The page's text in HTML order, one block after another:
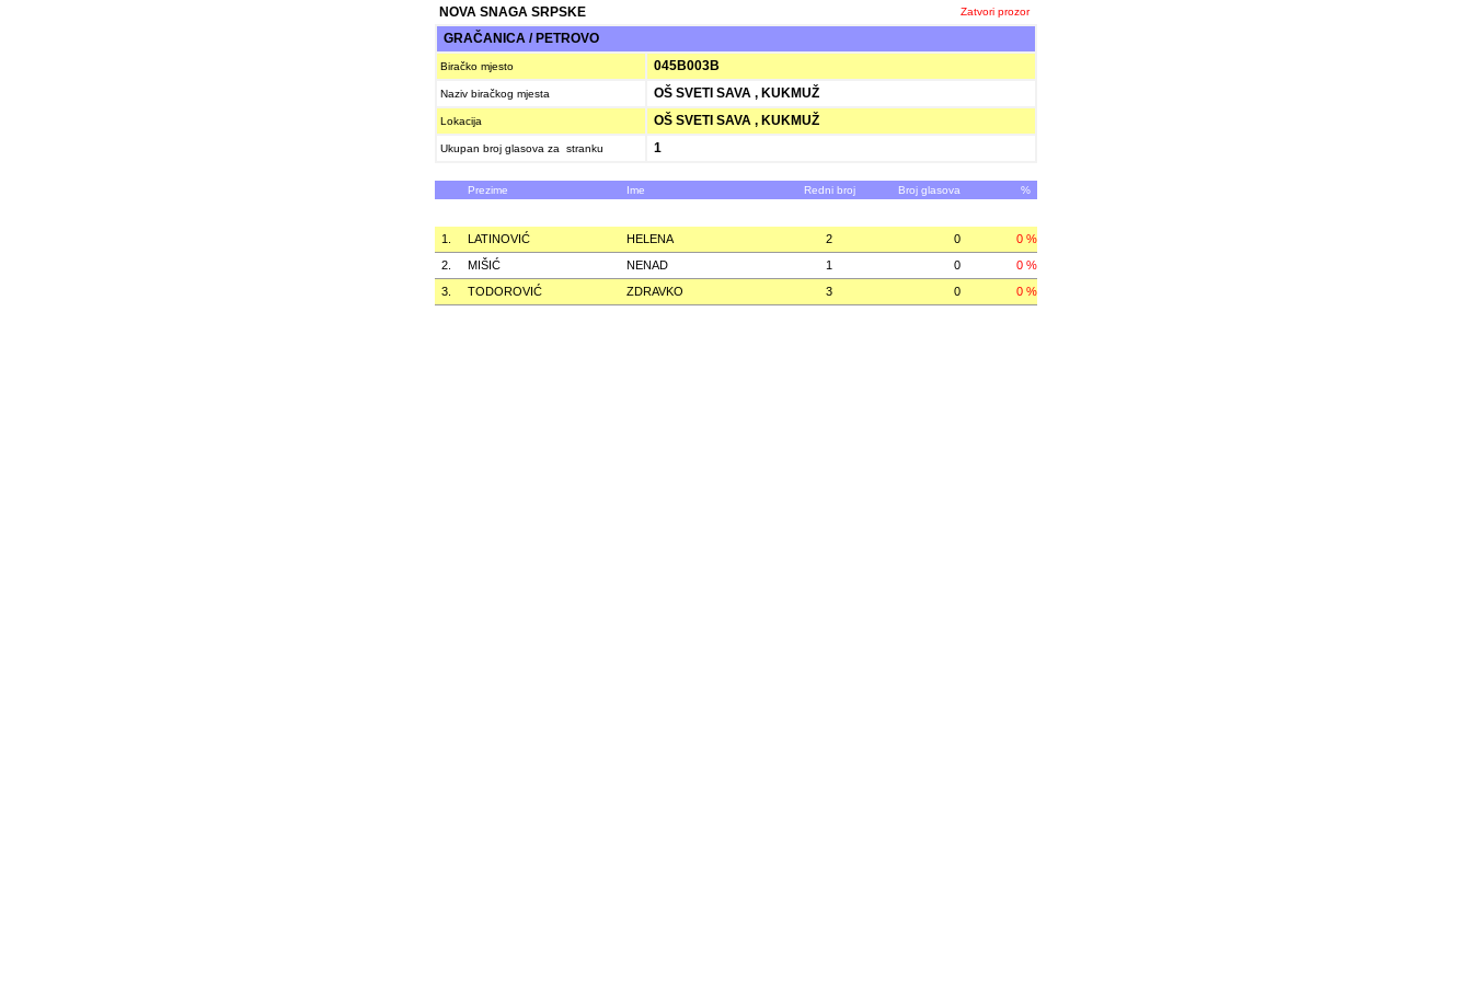
NOVA SNAGA SRPSKE Zatvori prozor
GRAČANICA / PETROVO
Biračko mjesto 045B003B
Naziv biračkog mjesta OŠ SVETI SAVA , KUKMUŽ
Lokacija OŠ SVETI SAVA , KUKMUŽ
Ukupan broj glasova za stranku 1
Prezime Ime Redni broj Broj glasova %
1. LATINOVIĆ HELENA 2 0
0 %
2.
MIŠIĆ NENAD 1 0
0 %
3.
TODOROVIĆ ZDRAVKO 3 0 0 %